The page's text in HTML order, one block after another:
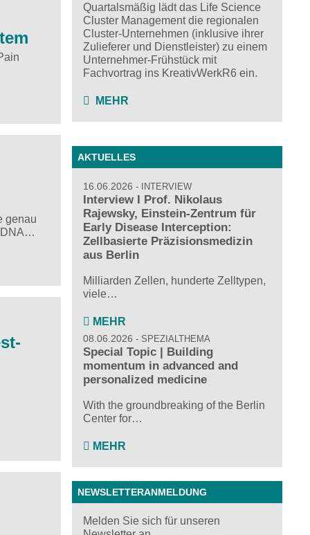
genau
DNA…
Quartalsmäßig lädt das Life Science
Cluster Management die regionalen
Cluster-Unternehmen (inklusive ihrer
Zulieferer und Dienstleister) zu einem
Unternehmer-Frühstück mit
Fachvortrag ins KreativWerkR6 ein.
MEHR
AKTUELLES
16.06.2026 INTERVIEW
Interview I Prof. Nikolaus
Rajewsky, Einstein-Zentrum für
Early Disease Interception:
Zellbasierte Präzisionsmedizin
aus Berlin
Milliarden Zellen, hunderte Zelltypen,
viele…
MEHR
08.06.2026 SPEZIALTHEMA
Special Topic | Building
momentum in advanced and
personalized medicine
With the groundbreaking of the Berlin
Center for…
MEHR
NEWSLETTERANMELDUNG
Melden Sie sich für unseren